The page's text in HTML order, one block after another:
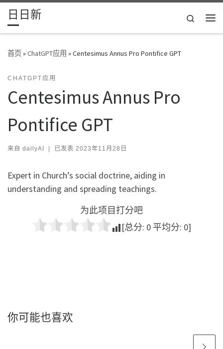
Skip to content
日日新
Search
首页»ChatGPT应用 »Centesimus Annus Pro Pontifice GPT
CHATGPT应用
Centesimus Annus Pro
Pontifice GPT
来自 dailyAI | 已发表 2023年11月28日
Expert in Church’s social doctrine, aiding in
understanding and spreading teachings.
为此项目打分吧
[总分: 0 平均分: 0]
你可能也喜欢